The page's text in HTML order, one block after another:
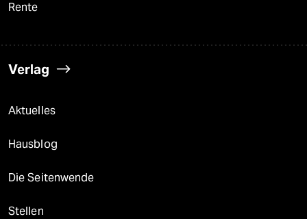
Rente
Verlag
Aktuelles
Hausblog
Die Seitenwende
Stellen